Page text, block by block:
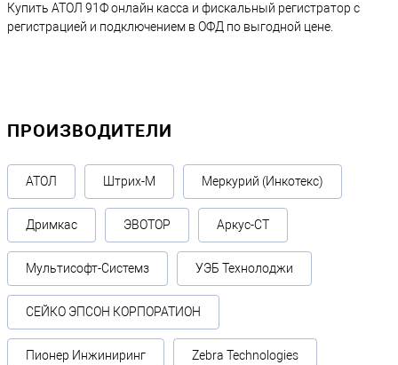
Купить АТОЛ 91Ф онлайн касса и фискальный регистратор с
регистрацией и подключением в ОФД по выгодной цене.
ПРОИЗВОДИТЕЛИ
АТОЛ Штрих-М Меркурий (Инкотекс)
Дримкас ЭВОТОР Аркус-СТ
Мультисофт-Системз УЭБ Технолоджи
СЕЙКО ЭПСОН КОРПОРАТИОН
Пионер Инжиниринг Zebra Technologies